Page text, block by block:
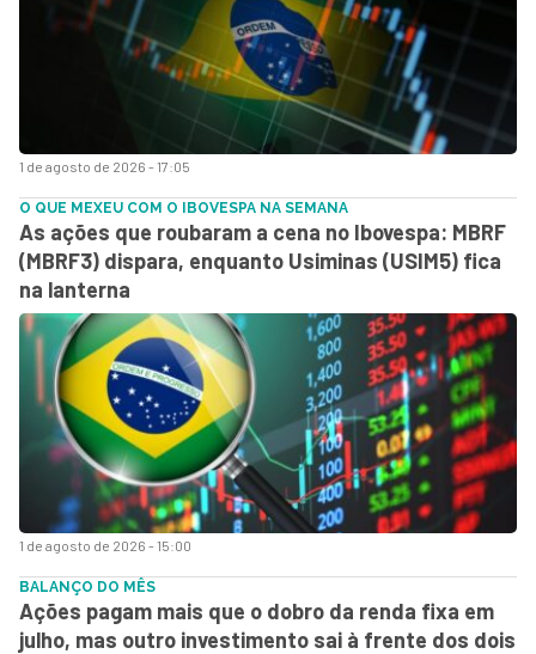
1 de agosto de 2026 - 17:05
1 de agosto de 2026 - 15:00
O QUE MEXEU COM O IBOVESPA NA SEMANA
As ações que roubaram a cena no Ibovespa: MBRF
(MBRF3) dispara, enquanto Usiminas (USIM5) fica
na lanterna
BALANÇO DO MÊS
Ações pagam mais que o dobro da renda fixa em
julho, mas outro investimento sai à frente dos dois